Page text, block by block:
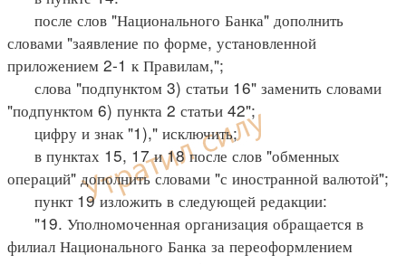
после слов "Национального Банка" дополнить
словами "заявление по форме, установленной
приложением 2-1 к Правилам,";
слова "подпунктом 3) статьи 16" заменить словами
"подпунктом 6) пункта 2 статьи 42";
цифру и знак "1)," исключить;
в пунктах 15, 17 и 18 после слов "обменных
операций" дополнить словами "с иностранной валютой";
пункт 19 изложить в следующей редакции:
"19. Уполномоченная организация обращается в
филиал Национального Банка за переоформлением